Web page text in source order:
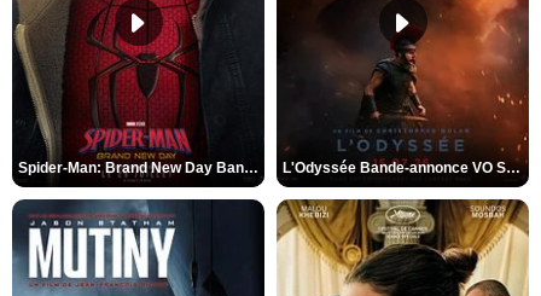
Spider-Man: Brand New Day Bande-annonce VO STFR L'Odyssée Bande-annonce VO STFR